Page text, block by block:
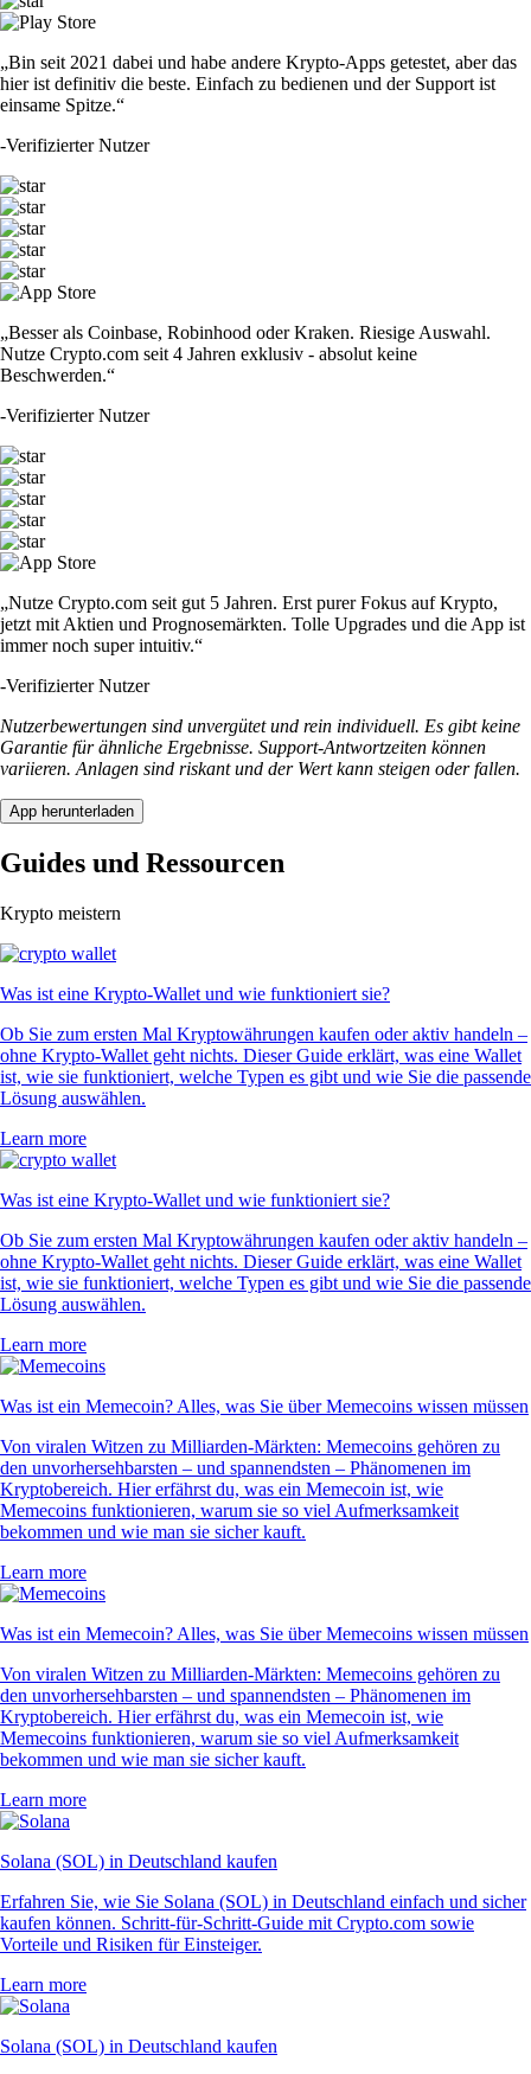
„Bin seit 2021 dabei und habe andere Krypto-Apps getestet, aber das
hier ist definitiv die beste. Einfach zu bedienen und der Support ist
einsame Spitze.“
-Verifizierter Nutzer
„Besser als Coinbase, Robinhood oder Kraken. Riesige Auswahl.
Nutze Crypto.com seit 4 Jahren exklusiv - absolut keine
Beschwerden.“
-Verifizierter Nutzer
„Nutze Crypto.com seit gut 5 Jahren. Erst purer Fokus auf Krypto,
jetzt mit Aktien und Prognosemärkten. Tolle Upgrades und die App ist
immer noch super intuitiv.“
-Verifizierter Nutzer
Nutzerbewertungen sind unvergütet und rein individuell. Es gibt keine
Garantie für ähnliche Ergebnisse. Support-Antwortzeiten können
variieren. Anlagen sind riskant und der Wert kann steigen oder fallen.
App herunterladen
Guides und Ressourcen
Krypto meistern
Was ist eine Krypto-Wallet und wie funktioniert sie?
Ob Sie zum ersten Mal Kryptowährungen kaufen oder aktiv handeln –
ohne Krypto-Wallet geht nichts. Dieser Guide erklärt, was eine Wallet
ist, wie sie funktioniert, welche Typen es gibt und wie Sie die passende
Lösung auswählen.
Learn more
Was ist eine Krypto-Wallet und wie funktioniert sie?
Ob Sie zum ersten Mal Kryptowährungen kaufen oder aktiv handeln –
ohne Krypto-Wallet geht nichts. Dieser Guide erklärt, was eine Wallet
ist, wie sie funktioniert, welche Typen es gibt und wie Sie die passende
Lösung auswählen.
Learn more
Was ist ein Memecoin? Alles, was Sie über Memecoins wissen müssen
Von viralen Witzen zu Milliarden-Märkten: Memecoins gehören zu
den unvorhersehbarsten – und spannendsten – Phänomenen im
Kryptobereich. Hier erfährst du, was ein Memecoin ist, wie
Memecoins funktionieren, warum sie so viel Aufmerksamkeit
bekommen und wie man sie sicher kauft.
Learn more
Was ist ein Memecoin? Alles, was Sie über Memecoins wissen müssen
Von viralen Witzen zu Milliarden-Märkten: Memecoins gehören zu
den unvorhersehbarsten – und spannendsten – Phänomenen im
Kryptobereich. Hier erfährst du, was ein Memecoin ist, wie
Memecoins funktionieren, warum sie so viel Aufmerksamkeit
bekommen und wie man sie sicher kauft.
Learn more
Solana (SOL) in Deutschland kaufen
Erfahren Sie, wie Sie Solana (SOL) in Deutschland einfach und sicher
kaufen können. Schritt-für-Schritt-Guide mit Crypto.com sowie
Vorteile und Risiken für Einsteiger.
Learn more
Solana (SOL) in Deutschland kaufen